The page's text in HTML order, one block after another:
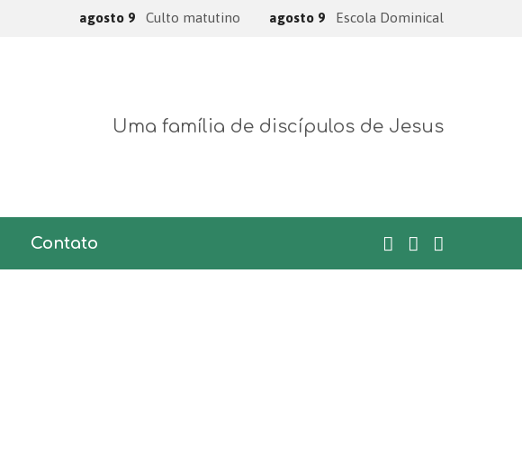
agosto 9 Culto matutino agosto 9 Escola Dominical
Uma família de discípulos de Jesus
Contato